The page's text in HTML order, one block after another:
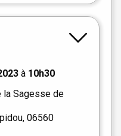
à 10h30
la Sagesse de
06560